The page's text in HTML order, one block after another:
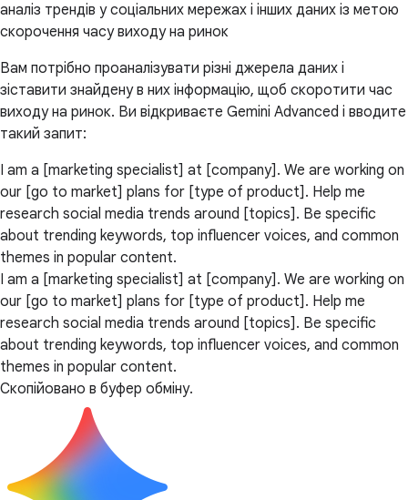
аналіз трендів у соціальних мережах і інших даних із метою
скорочення часу виходу на ринок
Вам потрібно проаналізувати різні джерела даних і
зіставити знайдену в них інформацію, щоб скоротити час
виходу на ринок. Ви відкриваєте Gemini Advanced і вводите
такий запит:
I am a [marketing specialist] at [company]. We are working on
our [go to market] plans for [type of product]. Help me
research social media trends around [topics]. Be specific
about trending keywords, top influencer voices, and common
themes in popular content.
I am a [marketing specialist] at [company]. We are working on
our [go to market] plans for [type of product]. Help me
research social media trends around [topics]. Be specific
about trending keywords, top influencer voices, and common
themes in popular content.
Скопійовано в буфер обміну.